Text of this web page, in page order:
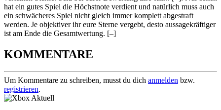
hat ein gutes Spiel die Höchstnote verdient und natürlich muss auch
ein schwächeres Spiel nicht gleich immer komplett abgestraft
werden. Je objektiver ihr eure Sterne vergebt, desto aussagekräftiger
ist am Ende die Gesamtwertung. [–]
KOMMENTARE
Um Kommentare zu schreiben, musst du dich anmelden bzw.
registrieren.